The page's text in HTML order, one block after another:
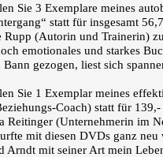
Sie 3 Exemplare meines
statt für insgesamt
Rupp (Autorin und Trainerin)
emotionales und starkes
Bann gezogen, liest sich
Sie 1 Exemplar meines
Coach) statt für
Reitinger (Unternehmerin im
mit diesen DVDs ganz
Arndt mit seiner Art mein